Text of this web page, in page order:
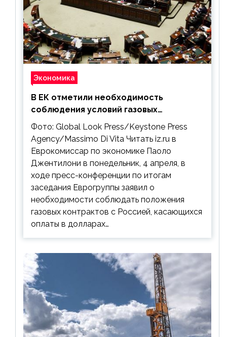
Экономика
В ЕК отметили необходимость
соблюдения условий газовых
контрактов с РФ
Фото: Global Look Press/Keystone Press
Agency/Massimo Di Vita Читать iz.ru в
Еврокомиссар по экономике Паоло
Джентилони в понедельник, 4 апреля, в
ходе пресс-конференции по итогам
заседания Еврогруппы заявил о
необходимости соблюдать положения
газовых контрактов с Россией, касающихся
оплаты в долларах…